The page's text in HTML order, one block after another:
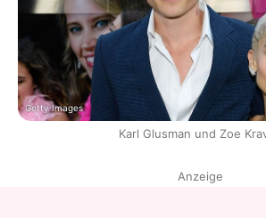
Getty Images
Karl Glusman und Zoe
Anzeige